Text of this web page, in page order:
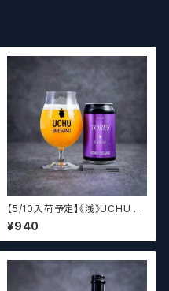
【5/10入荷予定】《浅》UCHU B
REWING TORUS Galaxy【ク
ラフトビール】
¥940